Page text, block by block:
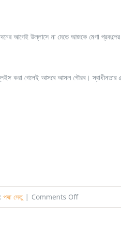
আগেই উল্লাসে না মেতে আজকে মেগা প্রকল্পের
রিপ্লেইস করা গেলেই আসবে আসল গৌরব।
পদ্মা সেতু | Comments Offon